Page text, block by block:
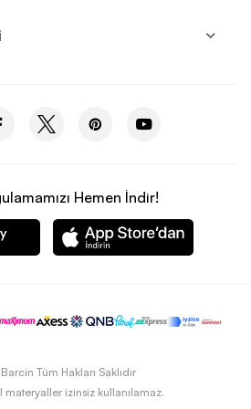
has ürünlerinde olan; teri
özel olarak geliştirilmiş benzersiz
kalite malzemelerden ve sağlam
yoğun egzersiz ve seyahat
Farklı stil ve renklerdeki
çeşitli fermuarlı ve cepli bölmeler
sayesinde taşıma ve kullanım
ve aktif yaşam tarzına sahip olanların
Hemen İndir!
Tüm Hakları Saklıdır
materyaller izinsiz kullanılamaz.